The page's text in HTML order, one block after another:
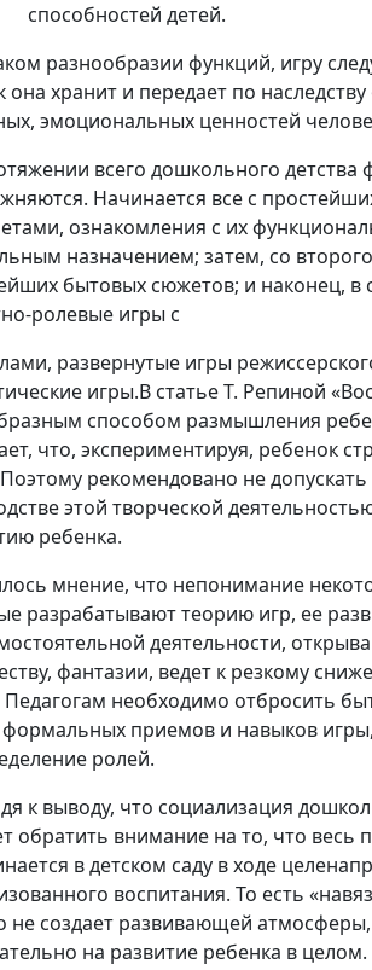
способностей детей.
разнообразии функций, игру
она хранит и передает по
эмоциональных ценностей
всего дошкольного
Начинается все с
ознакомления с их
назначением; затем, со
бытовых сюжетов; и наконец,
ролевые игры с
развернутые игры
игры.В статье Т. Репиной
способом размышления
что, экспериментируя, ребенок
рекомендовано не
этой творческой
ребенка.
мнение, что непонимание
разрабатывают теорию игр, ее
деятельности,
фантазии, ведет к резкому
Педагогам необходимо отбросить
приемов и навыков
ролей.
к выводу, что социализация
обратить внимание на то, что весь
в детском саду в ходе
воспитания. То есть
не создает развивающей
на развитие ребенка в целом.